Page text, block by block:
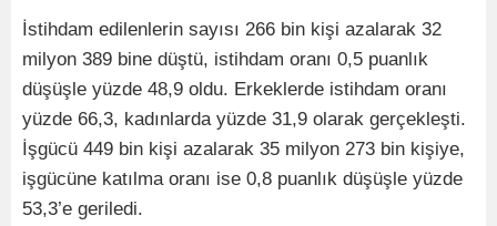
İstihdam edilenlerin sayısı 266 bin kişi azalarak 32
milyon 389 bine düştü, istihdam oranı 0,5 puanlık
düşüşle yüzde 48,9 oldu. Erkeklerde istihdam oranı
yüzde 66,3, kadınlarda yüzde 31,9 olarak gerçekleşti.
İşgücü 449 bin kişi azalarak 35 milyon 273 bin kişiye,
işgücüne katılma oranı ise 0,8 puanlık düşüşle yüzde
53,3’e geriledi.